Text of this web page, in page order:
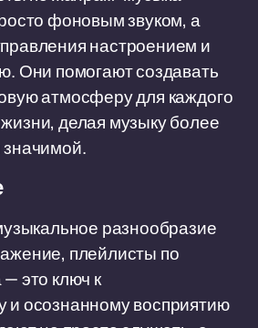
фоновым звуком, а
настроением и
Они помогают создавать
атмосферу для каждого
делая музыку более
разнообразие
плейлисты по
это ключ к
и осознанному восприятию